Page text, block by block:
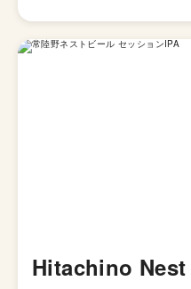
Hitachino